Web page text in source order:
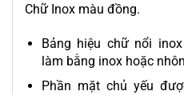
Chữ Inox màu đồng.
Bảng hiệu chữ nổi
làm bằng inox hoặc
Phần mặt chủ yếu